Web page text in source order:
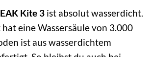
Kite 3 ist absolut wasserdicht.
eine Wassersäule von 3.000
ist aus wasserdichtem